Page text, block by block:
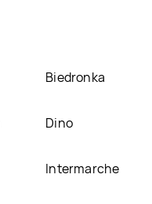
Biedronka
Dino
Intermarche